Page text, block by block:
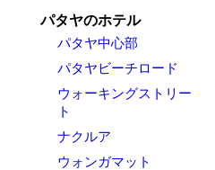
パタヤのホテル
パタヤ中心部
パタヤビーチロード
ウォーキングストリー
ト
ナクルア
ウォンガマット